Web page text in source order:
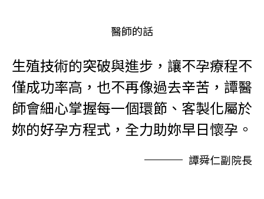
醫師的話
生殖技術的突破與進步，讓不孕療程不
僅成功率高，也不再像過去辛苦，譚醫
師會細心掌握每一個環節、客製化屬於
妳的好孕方程式，全力助妳早日懷孕。
譚舜仁副院長